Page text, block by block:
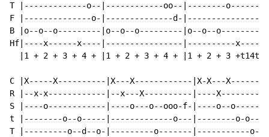
T |-------------o--|------------oo--|--------o------
F |--------------o-|--------------d-
B |o--o--o---------|o--o--o---------|o--o--
Hf|----x------x----|----------------|----------
|1 + 2 + 3 + 4 + |1 + 2 + 3 + 4 + |1 + 2 + 3
C |X-----X----------|X---X------------|X-X---
R |--x-x------------|--x---X----------|----
S |----o------------|----o---o--ooo-f-|----o--
t |--------o--o-----|-------------o---|--------o-
T |---------o--d--o-|---------o-------|-----------